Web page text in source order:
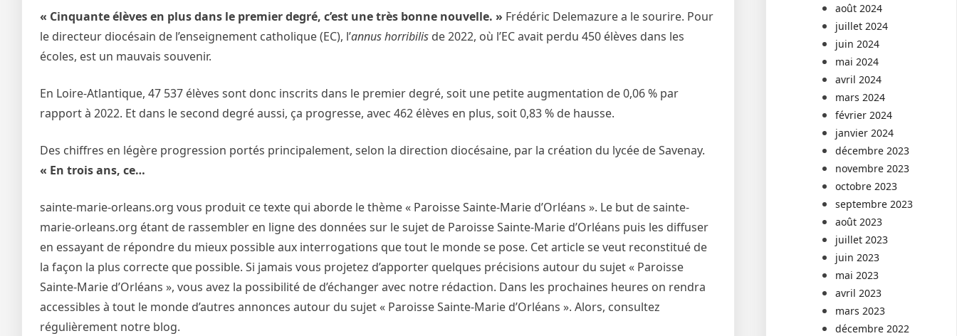
« Cinquante élèves en plus dans le premier degré, c’est une très bonne nouvelle. » Frédéric Delemazure a le sourire. Pour
le directeur diocésain de l’enseignement catholique (EC), l’annus horribilis de 2022, où l’EC avait perdu 450 élèves dans les
écoles, est un mauvais souvenir.
En Loire-Atlantique, 47 537 élèves sont donc inscrits dans le premier degré, soit une petite augmentation de 0,06 % par
rapport à 2022. Et dans le second degré aussi, ça progresse, avec 462 élèves en plus, soit 0,83 % de hausse.
Des chiffres en légère progression portés principalement, selon la direction diocésaine, par la création du lycée de Savenay.
« En trois ans, ce…
sainte-marie-orleans.org vous produit ce texte qui aborde le thème « Paroisse Sainte-Marie d’Orléans ». Le but de sainte-
marie-orleans.org étant de rassembler en ligne des données sur le sujet de Paroisse Sainte-Marie d’Orléans puis les diffuser
en essayant de répondre du mieux possible aux interrogations que tout le monde se pose. Cet article se veut reconstitué de
la façon la plus correcte que possible. Si jamais vous projetez d’apporter quelques précisions autour du sujet « Paroisse
Sainte-Marie d’Orléans », vous avez la possibilité de d’échanger avec notre rédaction. Dans les prochaines heures on rendra
accessibles à tout le monde d’autres annonces autour du sujet « Paroisse Sainte-Marie d’Orléans ». Alors, consultez
régulièrement notre blog.
août 2024
juillet 2024
juin 2024
mai 2024
avril 2024
mars 2024
février 2024
janvier 2024
décembre 2023
novembre 2023
octobre 2023
septembre 2023
août 2023
juillet 2023
juin 2023
mai 2023
avril 2023
mars 2023
décembre 2022